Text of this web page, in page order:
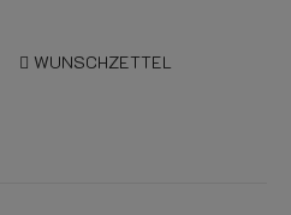
WUNSCHZETTEL